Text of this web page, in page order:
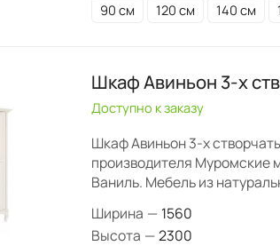
90 см
120 см 140 см
Шкаф Авиньон 3-х
Доступно к заказу
Шкаф Авиньон 3-х
производителя Муромские
Ваниль. Мебель из
Ширина — 1560
Высота —2300